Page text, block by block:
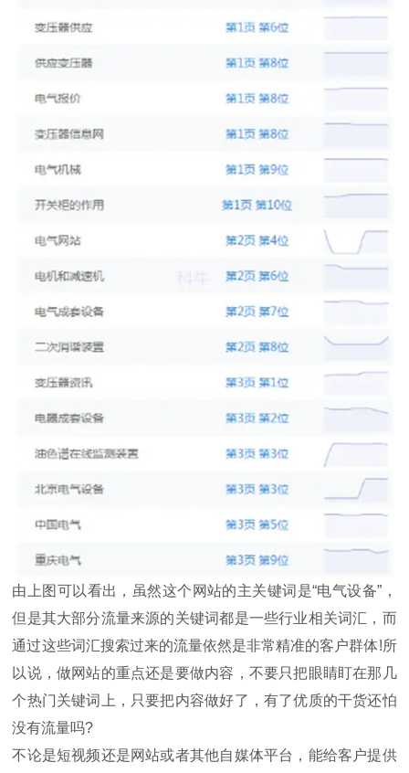
由上图可以看出，虽然这个网站的主关键词是“电气设备”，
但是其大部分流量来源的关键词都是一些行业相关词汇，而
通过这些词汇搜索过来的流量依然是非常精准的客户群体!所
以说，做网站的重点还是要做内容，不要只把眼睛盯在那几
个热门关键词上，只要把内容做好了，有了优质的干货还怕
没有流量吗?
不论是短视频还是网站或者其他自媒体平台，能给客户提供